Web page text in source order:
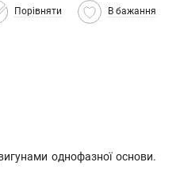
Порівняти В бажання
однофазної основи.